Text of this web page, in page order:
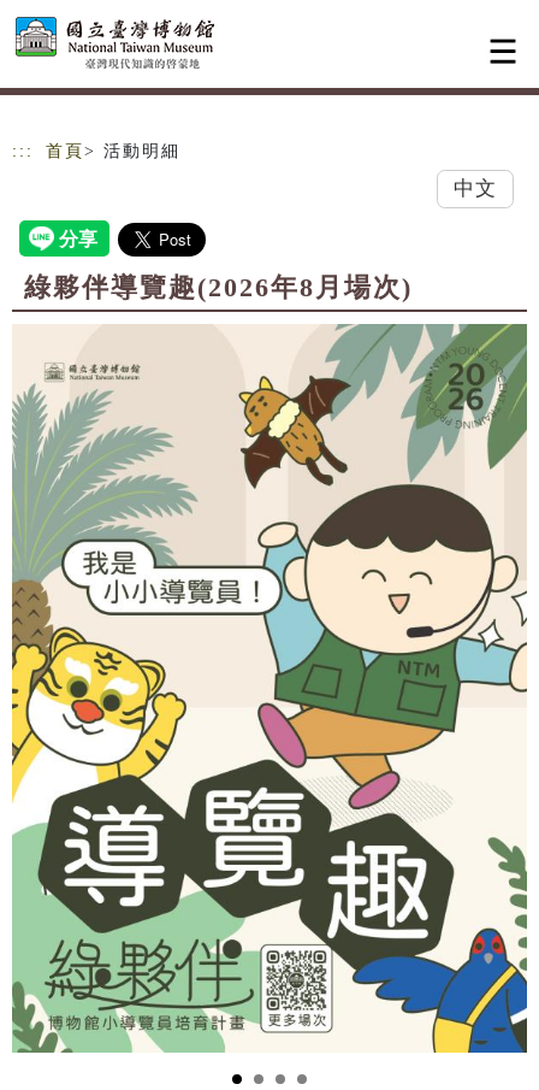
跳到主要內容
網站導覽
::: 首頁 > 活動明細
中文
綠夥伴導覽趣(2026年8月場次)